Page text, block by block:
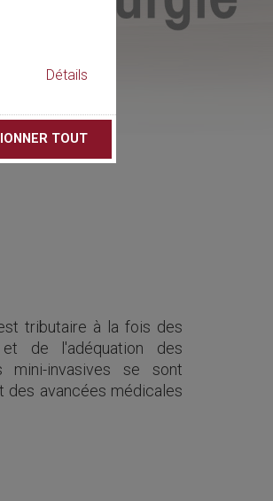
Détails
TOUT
tributaire à la fois des
de l'adéquation des
mini-invasives se sont
des avancées médicales